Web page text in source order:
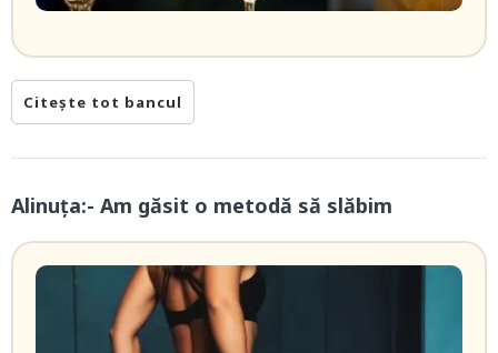
Citește tot bancul
Alinuța:- Am găsit o metodă să slăbim